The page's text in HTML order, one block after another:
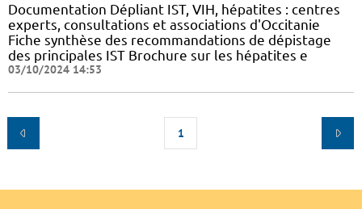
Documentation Dépliant IST, VIH, hépatites : centres
experts, consultations et associations d'Occitanie
Fiche synthèse des recommandations de dépistage
des principales IST Brochure sur les hépatites e
03/10/2024 14:53
1